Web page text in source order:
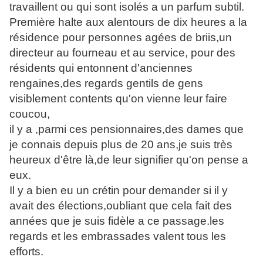
travaillent ou qui sont isolés a un parfum subtil.
Première halte aux alentours de dix heures a la
résidence pour personnes agées de briis,un
directeur au fourneau et au service, pour des
résidents qui entonnent d'anciennes
rengaines,des regards gentils de gens
visiblement contents qu'on vienne leur faire
coucou,
il y a ,parmi ces pensionnaires,des dames que
je connais depuis plus de 20 ans,je suis très
heureux d'être là,de leur signifier qu'on pense a
eux.
Il y a bien eu un crétin pour demander si il y
avait des élections,oubliant que cela fait des
années que je suis fidèle a ce passage.les
regards et les embrassades valent tous les
efforts.